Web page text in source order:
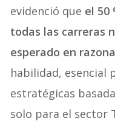
evidenció que el 50
todas las carreras
esperado en
habilidad, esencial
estratégicas
solo para el sector